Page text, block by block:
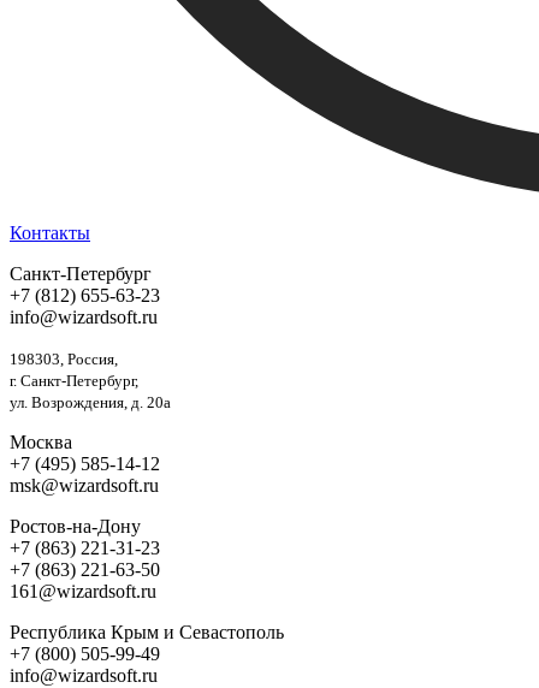
Контакты
Санкт-Петербург
+7 (812) 655-63-23
info@wizardsoft.ru
198303, Россия,
г. Санкт-Петербург,
ул. Возрождения, д. 20а
Москва
+7 (495) 585-14-12
msk@wizardsoft.ru
Ростов-на-Дону
+7 (863) 221-31-23
+7 (863) 221-63-50
161@wizardsoft.ru
Республика Крым и Севастополь
+7 (800) 505-99-49
info@wizardsoft.ru